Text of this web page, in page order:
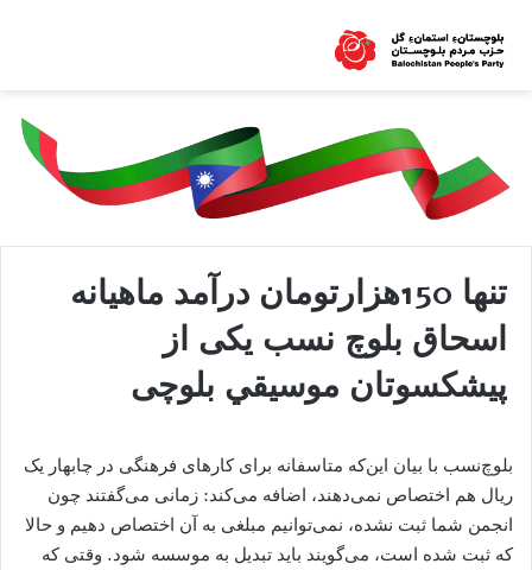
تنها 150هزارتومان درآمد ماهيانه
اسحاق بلوچ نسب یکی از
پيشكسوتان موسيقي بلوچی
بلوچ‌نسب با بیان این‌که متاسفانه برای کارهای فرهنگی در چابهار یک
ریال هم اختصاص نمی‌دهند، اضافه می‌کند: زمانی می‌گفتند چون
انجمن شما ثبت نشده، نمی‌توانیم مبلغی به آن اختصاص دهیم و حالا
که ثبت شده است، می‌گویند باید تبدیل به موسسه شود. وقتی که